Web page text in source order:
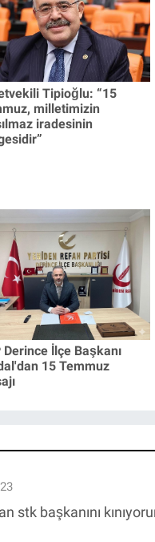
Tipioğlu: “15
milletimizin
iradesinin
Derince İlçe Başkanı
15 Temmuz
stk başkanını